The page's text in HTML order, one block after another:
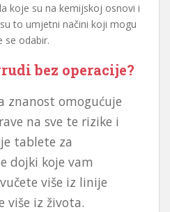
koje su na kemijskoj osnovi i
to umjetni načini koji mogu
se odabir.
bez operacije?
znanost omogućuje
na sve te rizike i
tablete za
dojki koje vam
više iz linije
više iz života.